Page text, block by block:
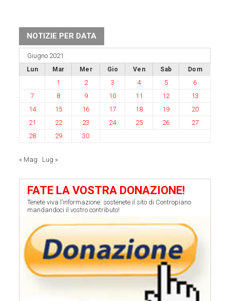
NOTIZIE PER DATA
Giugno 2021
Lun Mar Mer Gio Ven Sab Dom
1 2 3 4 5
6
7
8 9 10 11 12
13
14
15 16 17 18 19
20
21
22 23 24 25 26
27
28
29 30
« Mag Lug »
FATE LA VOSTRA DONAZIONE!
Tenete viva l’informazione: sostenete il sito di Contropiano
mandandoci il vostro contributo!